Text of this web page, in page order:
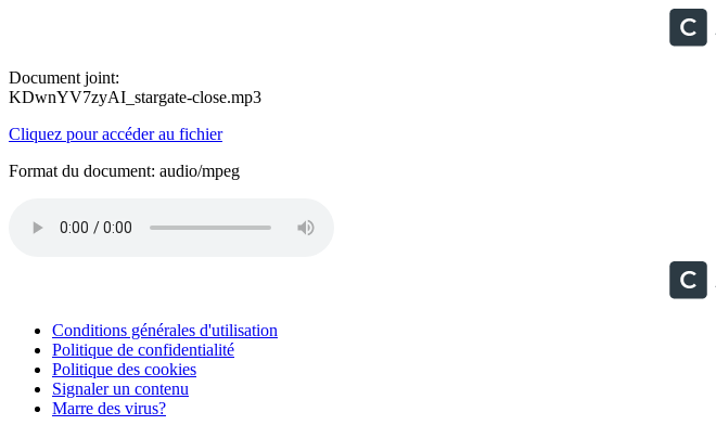
Document joint:
KDwnYV7zyAI_stargate-close.mp3
Cliquez pour accéder au fichier
Format du document: audio/mpeg
Conditions générales d'utilisation
Politique de confidentialité
Politique des cookies
Signaler un contenu
Marre des virus?